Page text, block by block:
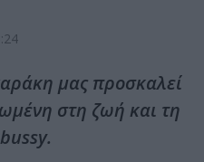
μας προσκαλεί
στη ζωή και τη